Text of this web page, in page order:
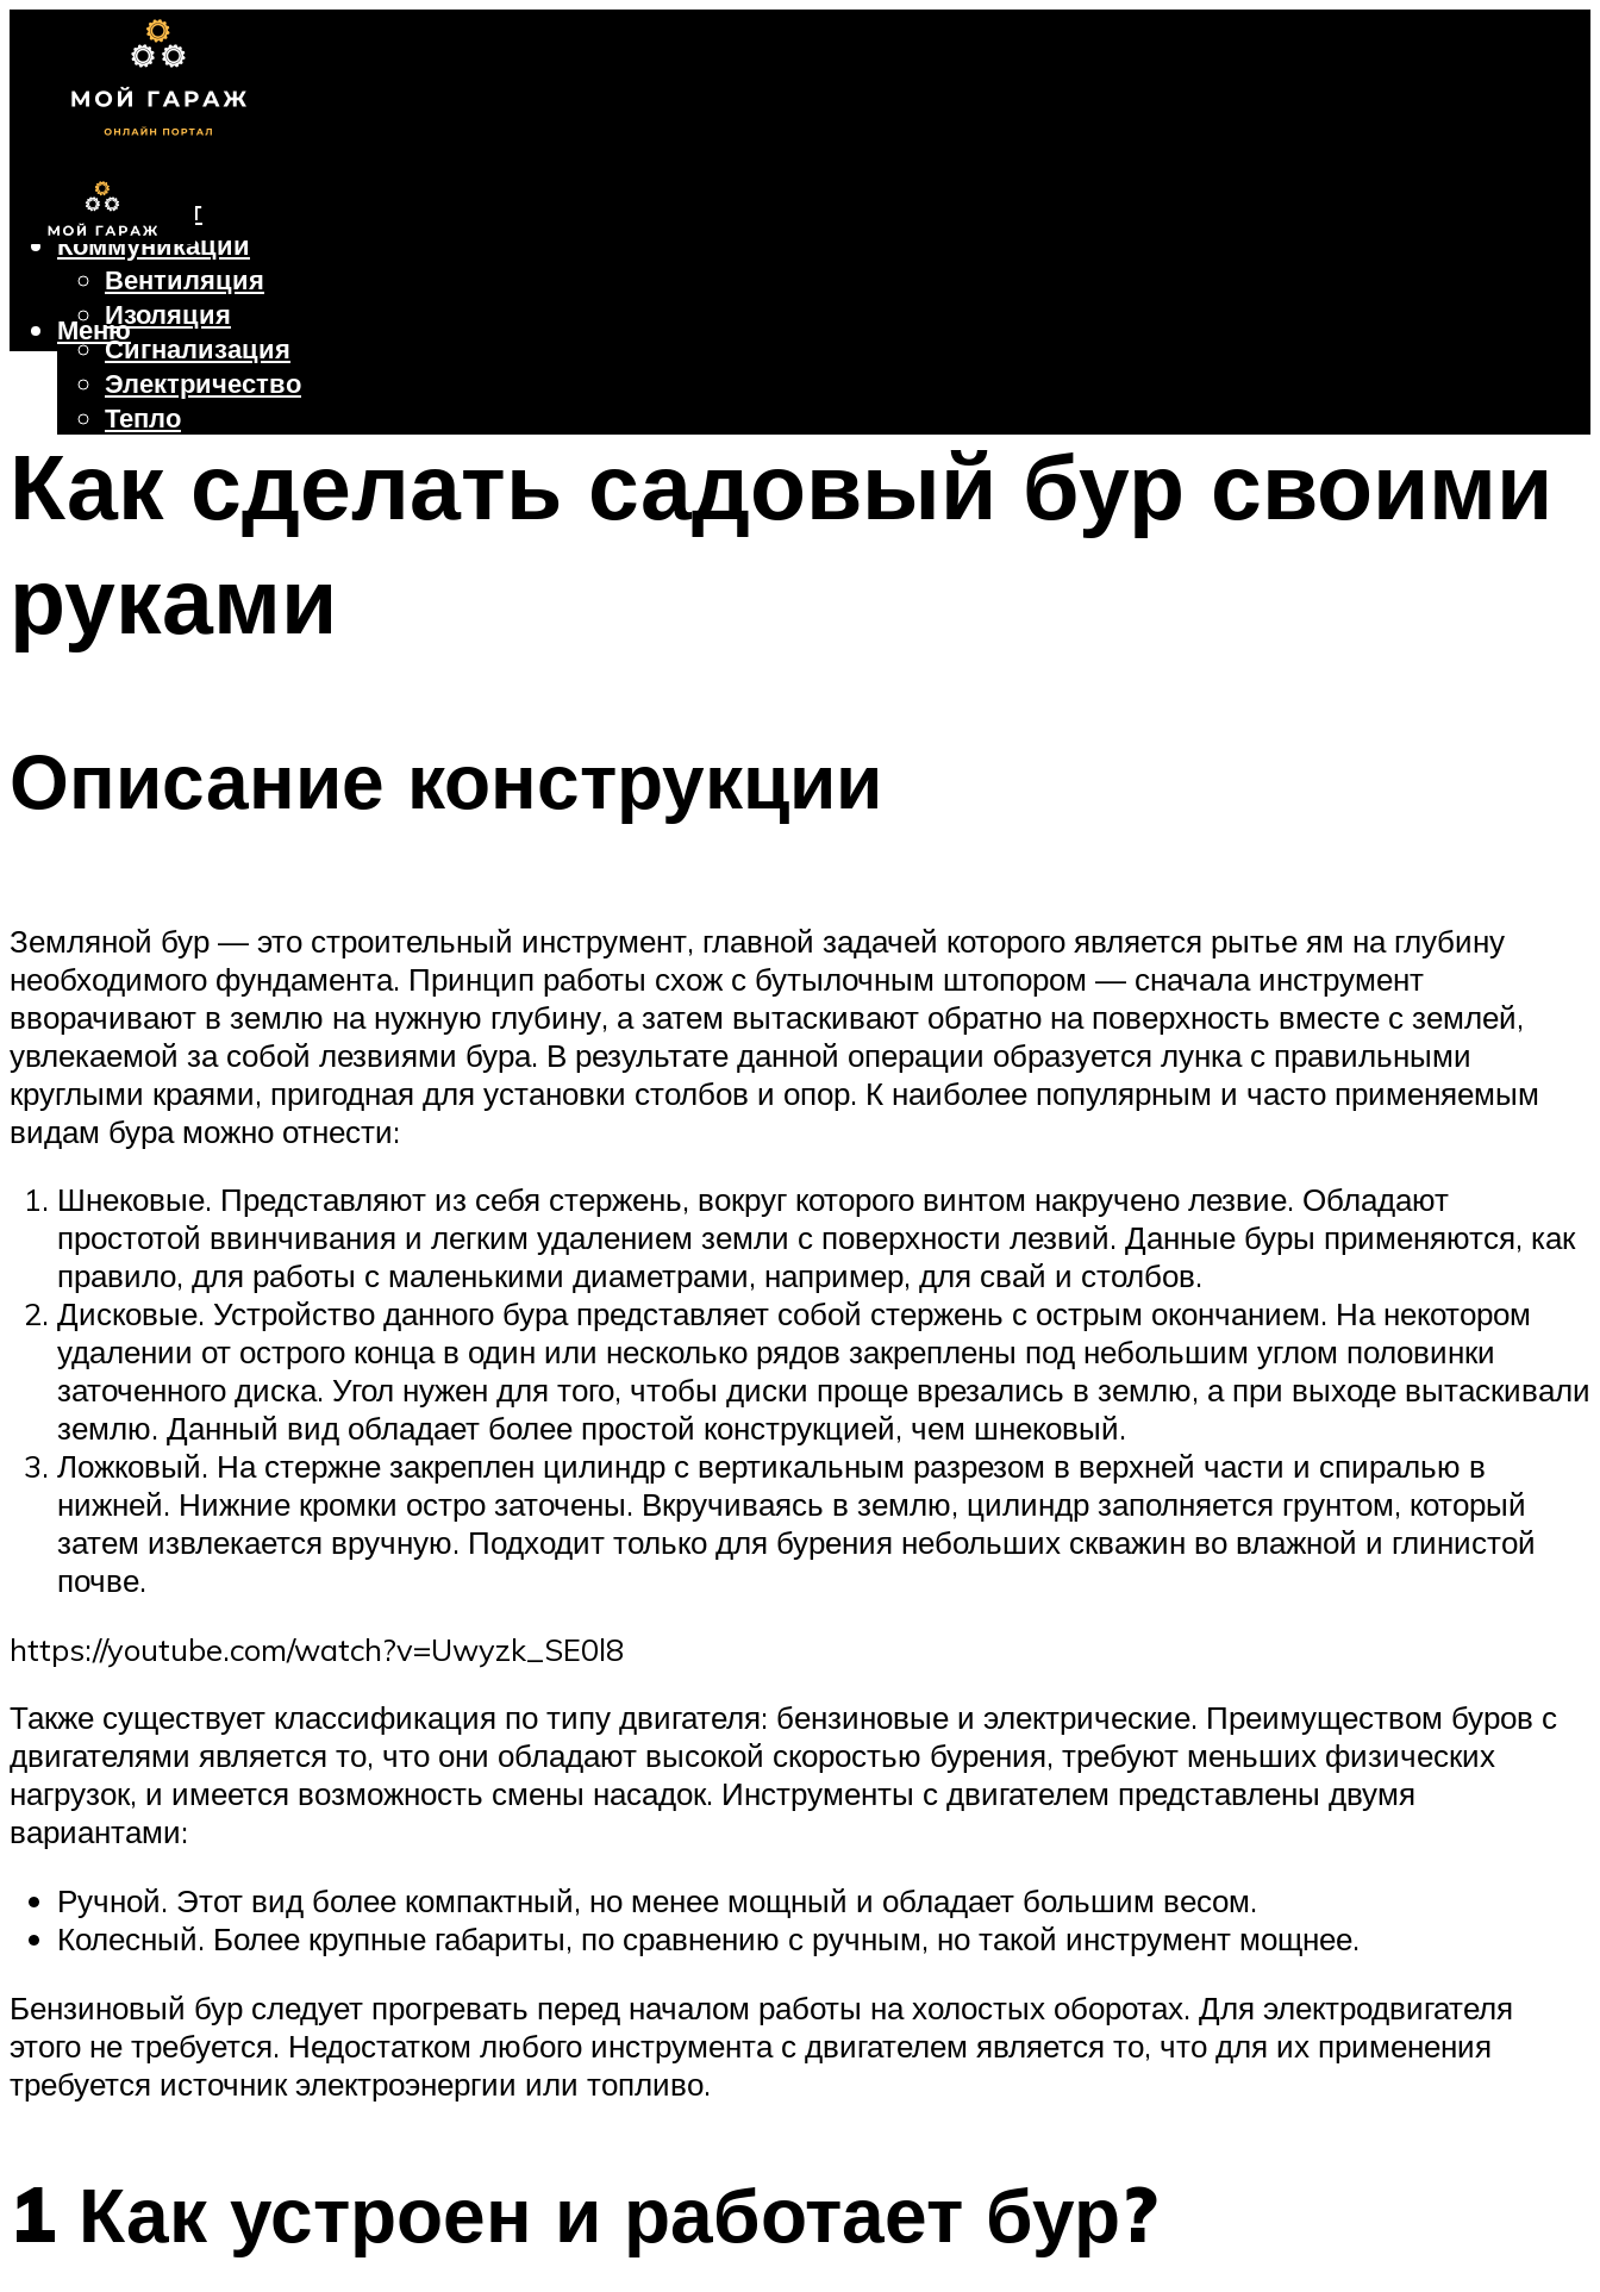
Фундамент
Коммуникации
Вентиляция
Изоляция
Сигнализация
Электричество
Тепло
Крыша
Ворота
Меню
Как сделать садовый бур своими
руками
Описание конструкции
Земляной бур — это строительный инструмент, главной задачей которого является рытье ям на глубину
необходимого фундамента. Принцип работы схож с бутылочным штопором — сначала инструмент
вворачивают в землю на нужную глубину, а затем вытаскивают обратно на поверхность вместе с землей,
увлекаемой за собой лезвиями бура. В результате данной операции образуется лунка с правильными
круглыми краями, пригодная для установки столбов и опор. К наиболее популярным и часто применяемым
видам бура можно отнести:
Шнековые. Представляют из себя стержень, вокруг которого винтом накручено лезвие. Обладают
простотой ввинчивания и легким удалением земли с поверхности лезвий. Данные буры применяются, как
правило, для работы с маленькими диаметрами, например, для свай и столбов.
Дисковые. Устройство данного бура представляет собой стержень с острым окончанием. На некотором
удалении от острого конца в один или несколько рядов закреплены под небольшим углом половинки
заточенного диска. Угол нужен для того, чтобы диски проще врезались в землю, а при выходе вытаскивали
землю. Данный вид обладает более простой конструкцией, чем шнековый.
Ложковый. На стержне закреплен цилиндр с вертикальным разрезом в верхней части и спиралью в
нижней. Нижние кромки остро заточены. Вкручиваясь в землю, цилиндр заполняется грунтом, который
затем извлекается вручную. Подходит только для бурения небольших скважин во влажной и глинистой
почве.
https://youtube.com/watch?v=Uwyzk_SE0l8
Также существует классификация по типу двигателя: бензиновые и электрические. Преимуществом буров с
двигателями является то, что они обладают высокой скоростью бурения, требуют меньших физических
нагрузок, и имеется возможность смены насадок. Инструменты с двигателем представлены двумя
вариантами:
Ручной. Этот вид более компактный, но менее мощный и обладает большим весом.
Колесный. Более крупные габариты, по сравнению с ручным, но такой инструмент мощнее.
Бензиновый бур следует прогревать перед началом работы на холостых оборотах. Для электродвигателя
этого не требуется. Недостатком любого инструмента с двигателем является то, что для их применения
требуется источник электроэнергии или топливо.
1 Как устроен и работает бур?